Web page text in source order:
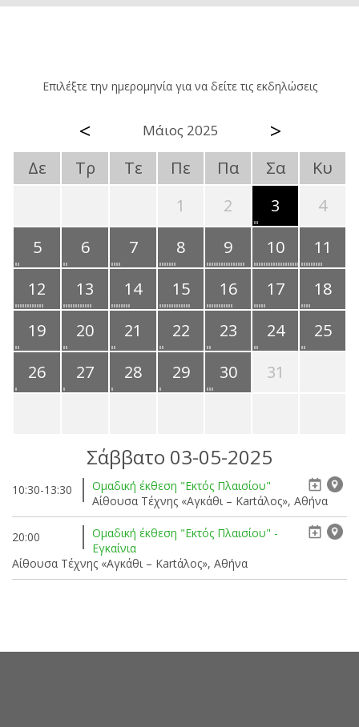
Επιλέξτε την ημερομηνία για να δείτε τις εκδηλώσεις
< Μάιος 2025 >
Δε Τρ Τε Πε Πα Σα
Κυ
1
2 3
4
5
6 7 8 9 10
11
12
13 14 15 16 17
18
19
20 21 22 23 24
25
26
27 28 29 30 31
Σάββατο 03-05-2025
10:30-13:30
Ομαδική έκθεση "Εκτός Πλαισίου"
Αίθουσα Τέχνης «Αγκάθι – Kartάλος», Αθήνα
20:00
Ομαδική έκθεση "Εκτός Πλαισίου" -
Εγκαίνια
Αίθουσα Τέχνης «Αγκάθι – Kartάλος», Αθήνα